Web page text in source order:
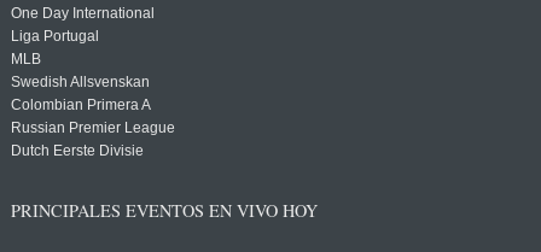
One Day International
Liga Portugal
MLB
Swedish Allsvenskan
Colombian Primera A
Russian Premier League
Dutch Eerste Divisie
PRINCIPALES EVENTOS EN VIVO HOY